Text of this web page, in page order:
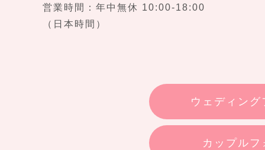
営業時間：年中無休 10:00-18:00
（日本時間）
ウェディング
カップルフ